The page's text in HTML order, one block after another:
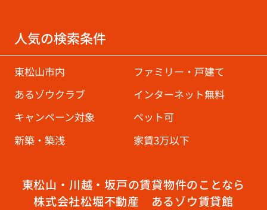
人気の検索条件
東松山市内
ファミリー・戸建て
あるゾウクラブ
インターネット無料
キャンペーン対象
ペット可
新築・築浅
家賃3万以下
東松山・川越・坂戸の賃貸物件のことなら
株式会社松堀不動産 あるゾウ賃貸館